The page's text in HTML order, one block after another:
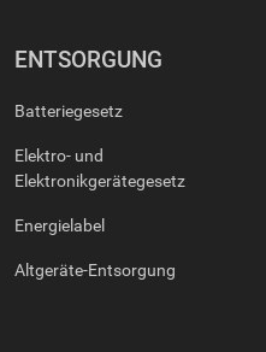
ENTSORGUNG
Batteriegesetz
Elektro- und
Elektronikgerätegesetz
Energielabel
Altgeräte-Entsorgung